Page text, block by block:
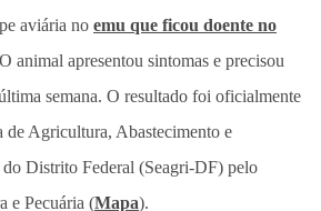
aviária no emu que ficou doente no
animal apresentou sintomas e precisou
semana. O resultado foi oficialmente
de Agricultura, Abastecimento e
Distrito Federal (Seagri-DF) pelo
e Pecuária (Mapa).